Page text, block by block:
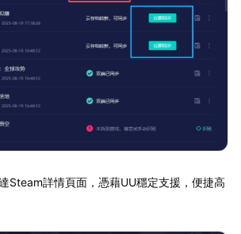
Steam詳情頁面，憑藉UU穩定支援，便捷高